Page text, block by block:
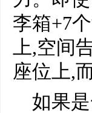
李箱+7
上,空间
座位上,
如果